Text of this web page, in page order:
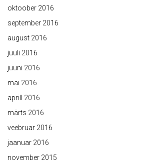
oktoober 2016
september 2016
august 2016
juuli 2016
juuni 2016
mai 2016
aprill 2016
märts 2016
veebruar 2016
jaanuar 2016
november 2015